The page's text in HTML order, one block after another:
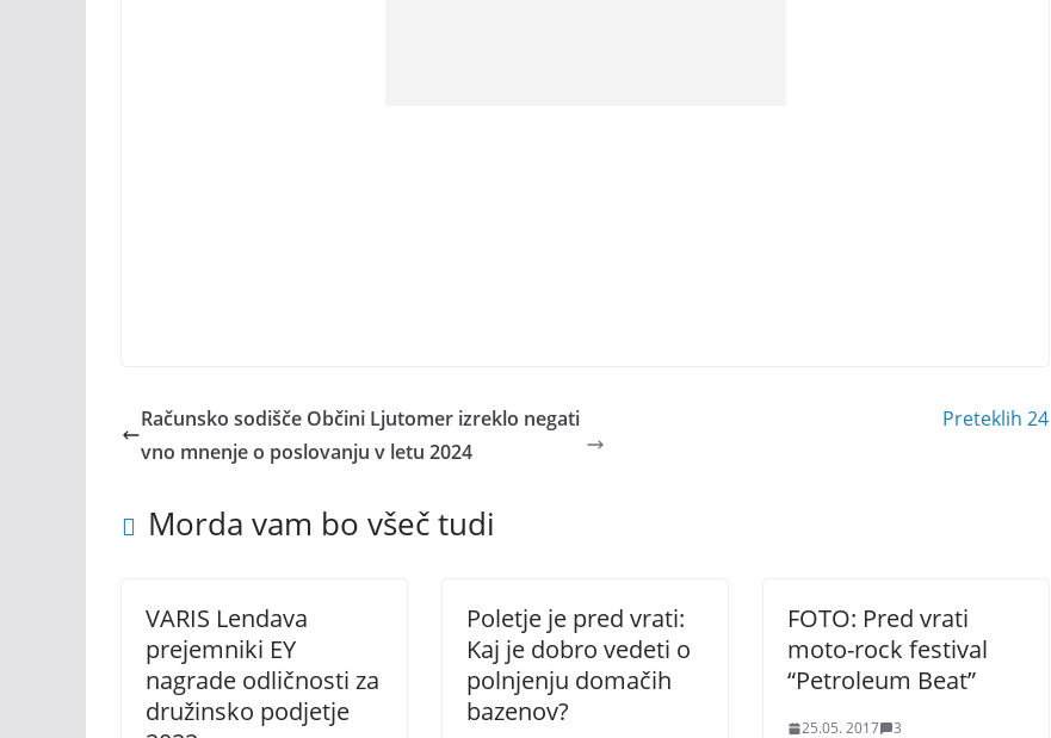
Računsko sodišče Občini Ljutomer izreklo negati
vno mnenje o poslovanju v letu 2024
Preteklih 24
Morda vam bo všeč tudi
VARIS Lendava
prejemniki EY
nagrade odličnosti za
družinsko podjetje
Poletje je pred vrati:
Kaj je dobro vedeti o
polnjenju domačih
bazenov?
FOTO: Pred vrati
moto-rock festival
“Petroleum Beat”
25.05. 2017 3